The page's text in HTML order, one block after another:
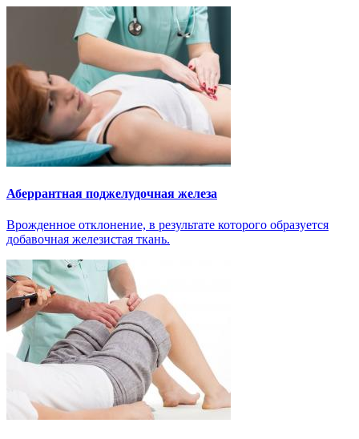
Аберрантная поджелудочная железа
Врожденное отклонение, в результате которого образуется
добавочная железистая ткань.